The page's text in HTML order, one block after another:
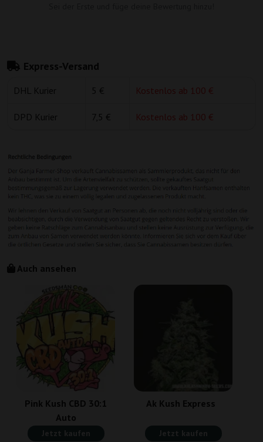
Express-Versand
DHL Kurier 5 € Kostenlos ab 100 €
DPD Kurier 7,5 € Kostenlos ab 100 €
Auch ansehen
Pink Kush CBD 30:1
Auto
Jetzt kaufen
Ak Kush Express
Jetzt kaufen